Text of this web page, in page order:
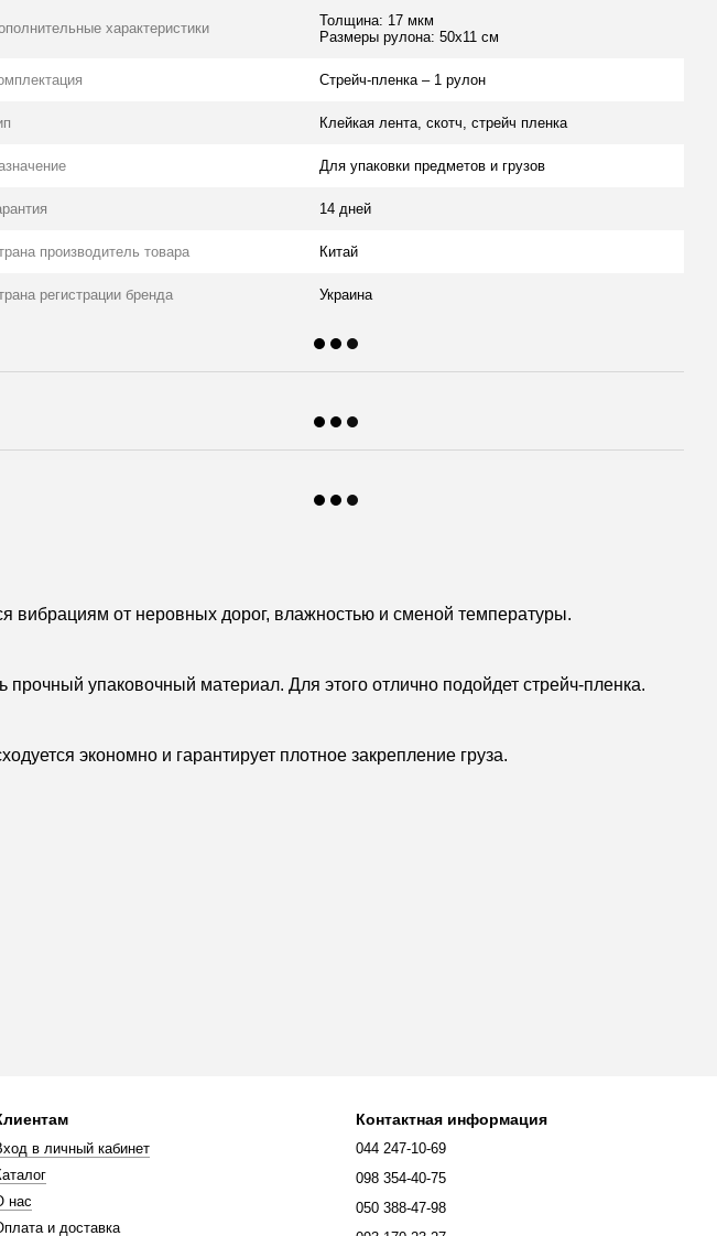
характеристики
Толщина: 17 мкм
Размеры рулона: 50х11 см
Стрейч-пленка – 1 рулон
Клейкая лента, скотч, стрейч пленка
Для упаковки предметов и грузов
14 дней
производитель товара Китай
регистрации бренда Украина
вибрациям от неровных дорог, влажностью и сменой температуры.
упаковочный материал. Для этого отлично подойдет стрейч-пленка.
экономно и гарантирует плотное закрепление груза.
в личный кабинет
нас
и доставка
Контактная информация
044 247-10-69
098 354-40-75
050 388-47-98